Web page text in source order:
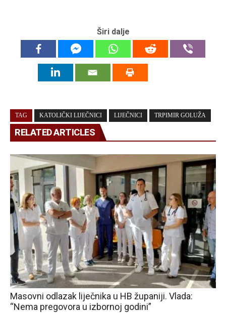
Širi dalje
TAG KATOLIČKI LIJEČNICI LIJEČNICI TRPIMIR GOLUŽA
RELATED ARTICLES
Masovni odlazak liječnika u HB županiji. Vlada:
“Nema pregovora u izbornoj godini”